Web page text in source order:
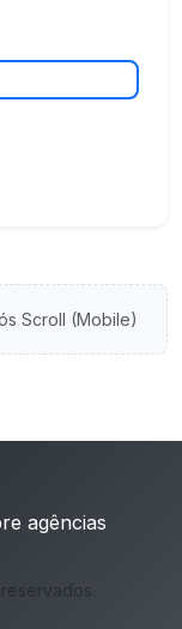
Scroll (Mobile)
agências